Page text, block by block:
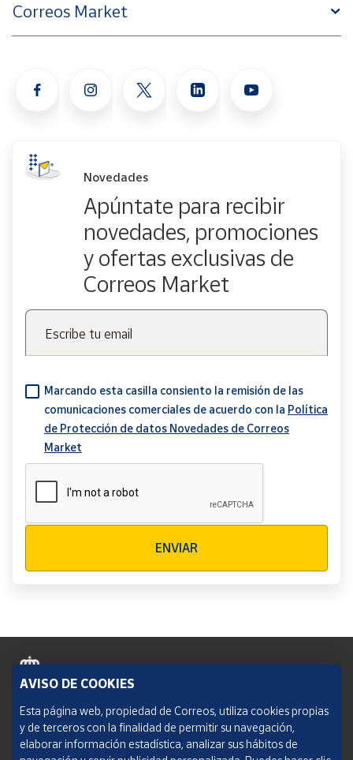
Correos Market
Novedades
Apúntate para recibir
novedades, promociones
y ofertas exclusivas de
Correos Market
Escribe tu email
Marcando esta casilla consiento la remisión de las
comunicaciones comerciales de acuerdo con la Política
de Protección de datos Novedades de Correos
Market
ENVIAR
Política de cookies
Aviso legal
AVISO DE COOKIES
Esta página web, propiedad de Correos, utiliza cookies propias
y de terceros con la finalidad de permitir su navegación,
elaborar información estadística, analizar sus hábitos de